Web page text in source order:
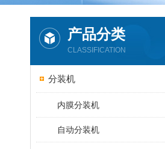
产品分类
CLASSIFICATION
分装机
内膜分装机
自动分装机